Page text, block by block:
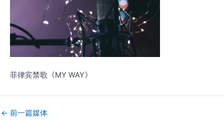
菲律宾禁歌《MY WAY》
← 前一篇媒体